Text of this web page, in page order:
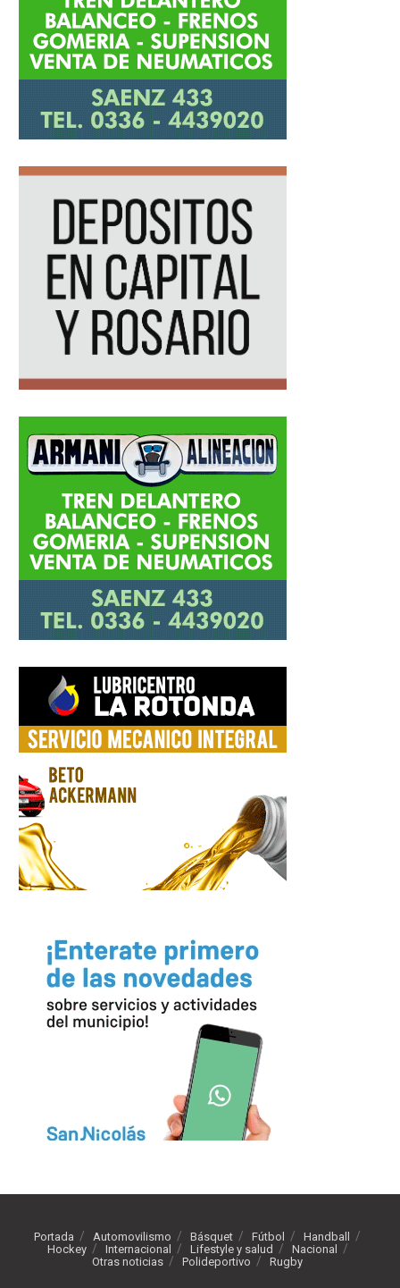
Portada Automovilismo Básquet Fútbol
Handball
Hockey
Internacional Lifestyle y salud
Nacional
Otras noticias
Polideportivo Rugby